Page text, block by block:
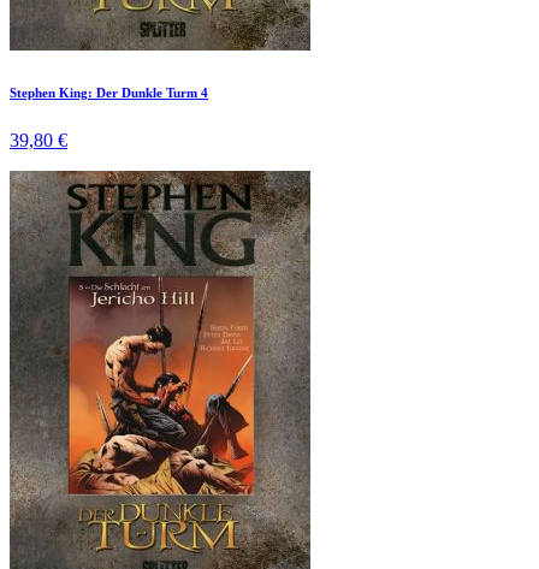
Stephen King: Der Dunkle Turm 4
39,80 €